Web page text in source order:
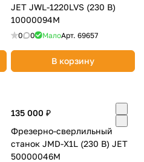
JET JWL-1220LVS (230 В)
10000094М
0 0 МалоАрт. 69657
В корзину
135 000 ₽
Фрезерно-сверлильный
станок JMD-X1L (230 В) JET
50000046M